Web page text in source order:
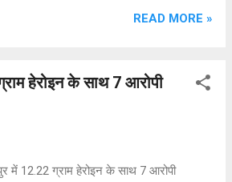
देसी शराब बरामद की गई। पुलिस ने गाड़ी
दी है।
READ MORE »
हेरोइन के साथ 7 आरोपी
में 12.22 ग्राम हेरोइन के साथ 7 आरोपी